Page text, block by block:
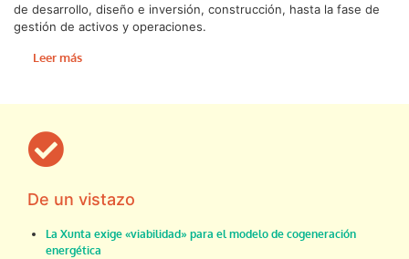
de desarrollo, diseño e inversión, construcción, hasta la fase de
gestión de activos y operaciones.
Leer más
De un vistazo
La Xunta exige «viabilidad» para el modelo de cogeneración
energética